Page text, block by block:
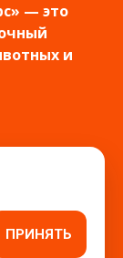
— это
и
ПРИНЯТЬ